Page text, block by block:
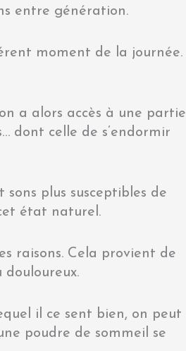
entre génération.
moment de la journée.
a alors accès à une partie
dont celle de s’endormir
plus susceptibles de
état naturel.
raisons. Cela provient de
douloureux.
il ce sent bien, on peut
poudre de sommeil se